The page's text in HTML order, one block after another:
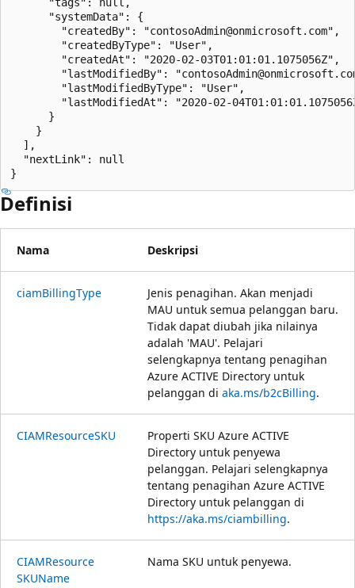
      "systemData": {
        "createdBy": "contosoAdmin@onmicrosoft.com",
        "createdByType": "User",
        "createdAt": "2020-02-03T01:01:01.1075056Z",
"lastModifiedBy":
        "lastModifiedByType": "User",
"lastModifiedAt": "2020-02-
      }
    }
  ],
  "nextLink": null
}
Definisi
Nama Deskripsi
ciamBillingType
Jenis penagihan. Akan menjadi
MAU untuk semua pelanggan baru.
Tidak dapat diubah jika nilainya
adalah 'MAU'. Pelajari
selengkapnya tentang penagihan
Azure ACTIVE Directory untuk
pelanggan di aka.ms/b2cBilling.
CIAMResourceSKU
Properti SKU Azure ACTIVE
Directory untuk penyewa
pelanggan. Pelajari selengkapnya
tentang penagihan Azure ACTIVE
Directory untuk pelanggan di
https://aka.ms/ciambilling.
CIAMResource
SKUName
Nama SKU untuk penyewa.